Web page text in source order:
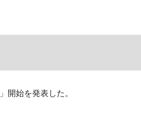
開始を発表した。